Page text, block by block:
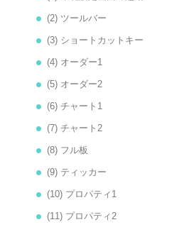
(2) ツールバー
(3) ショートカットキー
(4) オーダー1
(5) オーダー2
(6) チャート1
(7) チャート2
(8) フル板
(9) ティッカー
(10) プロパティ1
(11) プロパティ2